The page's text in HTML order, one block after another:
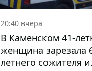
20:40 вчера
В Каменском 41-
женщина зарезала
летнего сожителя и